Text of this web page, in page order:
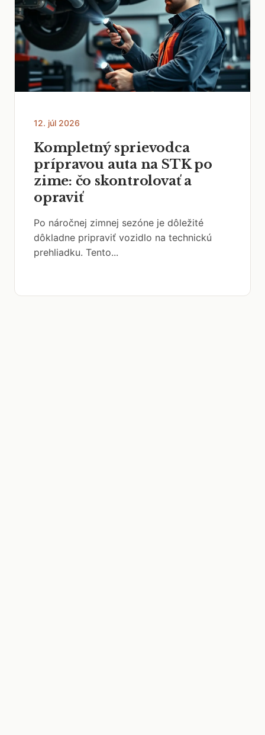
12. júl 2026
Kompletný sprievodca
prípravou auta na STK po
zime: čo skontrolovať a
opraviť
Po náročnej zimnej sezóne je dôležité
dôkladne pripraviť vozidlo na technickú
prehliadku. Tento...